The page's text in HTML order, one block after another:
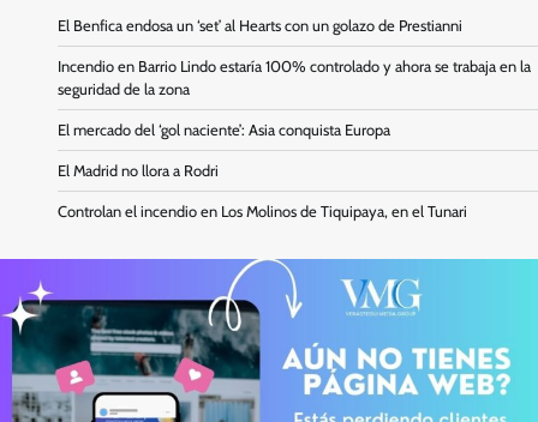
El Benfica endosa un ‘set’ al Hearts con un golazo de Prestianni
Incendio en Barrio Lindo estaría 100% controlado y ahora se trabaja en la
seguridad de la zona
El mercado del ‘gol naciente’: Asia conquista Europa
El Madrid no llora a Rodri
Controlan el incendio en Los Molinos de Tiquipaya, en el Tunari